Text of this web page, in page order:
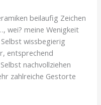
beilaufig Zeichen
wei? meine Wenigkeit
wissbegierig
entsprechend
nachvollziehen
zahlreiche Gestorte